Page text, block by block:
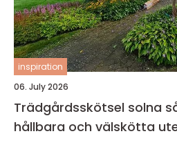
inspiration
06. July 2026
Trädgårdsskötsel solna så skapar man
hållbara och välskötta